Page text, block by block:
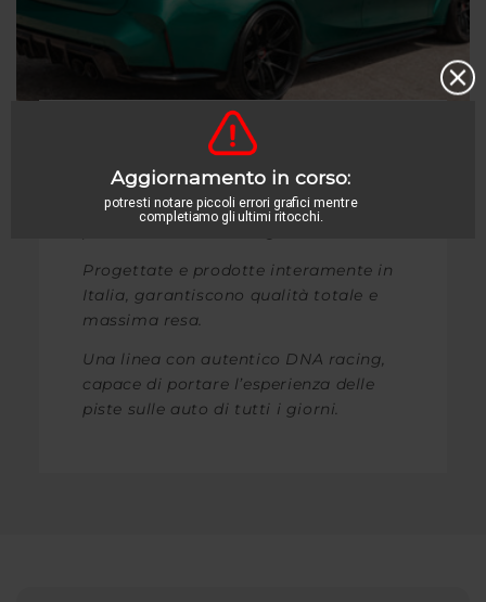
è sinonimo di ruote leggere,
Progettate e prodotte interamente in
Italia, garantiscono qualità totale e
massima resa.
Una linea con autentico DNA racing,
capace di portare l’esperienza delle
piste sulle auto di tutti i giorni.